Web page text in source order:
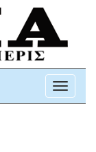
Toggle